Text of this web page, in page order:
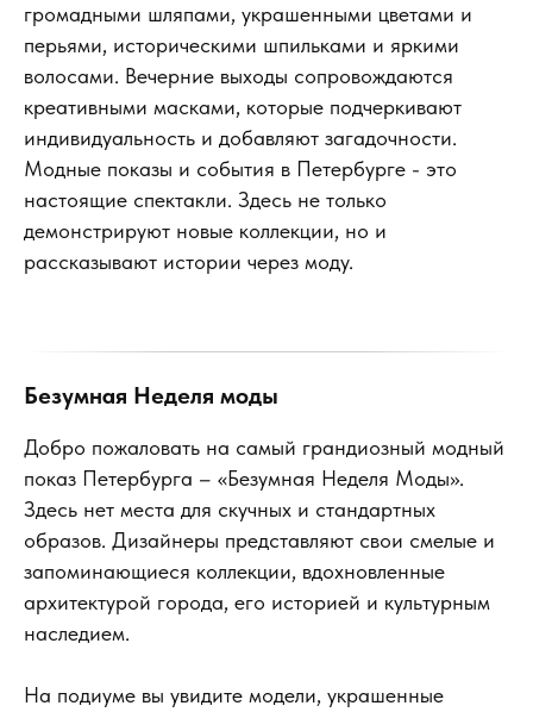
громадными шляпами, украшенными цветами и
перьями, историческими шпильками и яркими
волосами. Вечерние выходы сопровождаются
креативными масками, которые подчеркивают
индивидуальность и добавляют загадочности.
Модные показы и события в Петербурге - это
настоящие спектакли. Здесь не только
демонстрируют новые коллекции, но и
рассказывают истории через моду.
Безумная Неделя моды
Добро пожаловать на самый грандиозный модный
показ Петербурга – «Безумная Неделя Моды».
Здесь нет места для скучных и стандартных
образов. Дизайнеры представляют свои смелые и
запоминающиеся коллекции, вдохновленные
архитектурой города, его историей и культурным
наследием.
На подиуме вы увидите модели, украшенные